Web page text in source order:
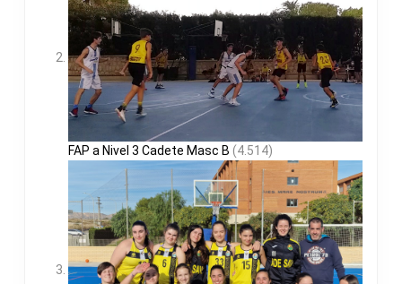
FAP a Nivel 3 Cadete Masc B (4.514)